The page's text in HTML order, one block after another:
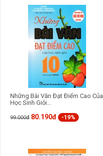
Những Bài Văn Đạt Điểm Cao Của
Học Sinh Giỏi...
99.000đ 80.190đ -19%